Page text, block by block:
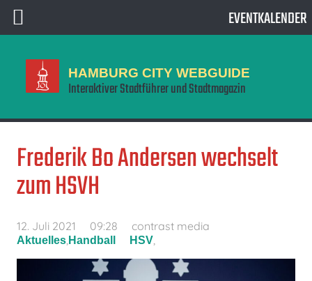
HAMBURG CITY WEBGUIDE
Interaktiver Stadtführer und Stadtmagazin
Frederik Bo Andersen wechselt
zum HSVH
12. Juli 2021 09:28 contrast media
Aktuelles Handball HSV
EVENTKALENDER